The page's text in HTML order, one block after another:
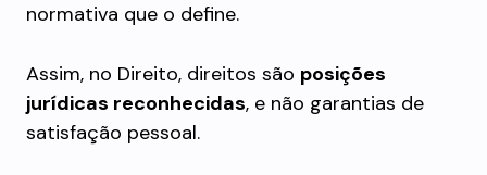
normativa que o define.
Assim, no Direito, direitos são posições
jurídicas reconhecidas, e não garantias de
satisfação pessoal.